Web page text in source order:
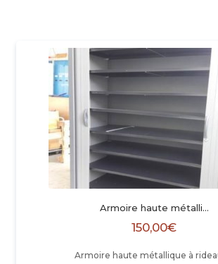
Armoire haute métalli…
150,00€
Armoire haute métallique à